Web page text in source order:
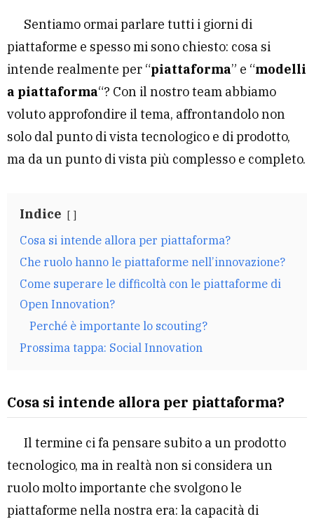
Sentiamo ormai parlare tutti i giorni di
piattaforme e spesso mi sono chiesto: cosa si
intende realmente per “piattaforma” e “modelli
a piattaforma“? Con il nostro team abbiamo
voluto approfondire il tema, affrontandolo non
solo dal punto di vista tecnologico e di prodotto,
ma da un punto di vista più complesso e completo.
Indice
Cosa si intende allora per piattaforma?
Che ruolo hanno le piattaforme nell’innovazione?
Come superare le difficoltà con le piattaforme di
Open Innovation?
Perché è importante lo scouting?
Prossima tappa: Social Innovation
Cosa si intende allora per piattaforma?
Il termine ci fa pensare subito a un prodotto
tecnologico, ma in realtà non si considera un
ruolo molto importante che svolgono le
piattaforme nella nostra era: la capacità di